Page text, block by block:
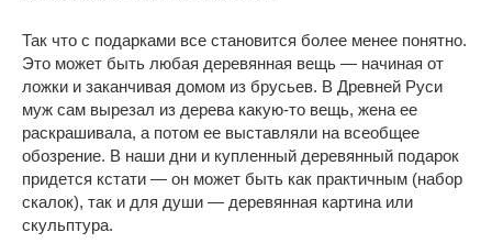
Так что с подарками все становится более менее понятно.
Это может быть любая деревянная вещь — начиная от
ложки и заканчивая домом из брусьев. В Древней Руси
муж сам вырезал из дерева какую-то вещь, жена ее
раскрашивала, а потом ее выставляли на всеобщее
обозрение. В наши дни и купленный деревянный подарок
придется кстати — он может быть как практичным (набор
скалок), так и для души — деревянная картина или
скульптура.